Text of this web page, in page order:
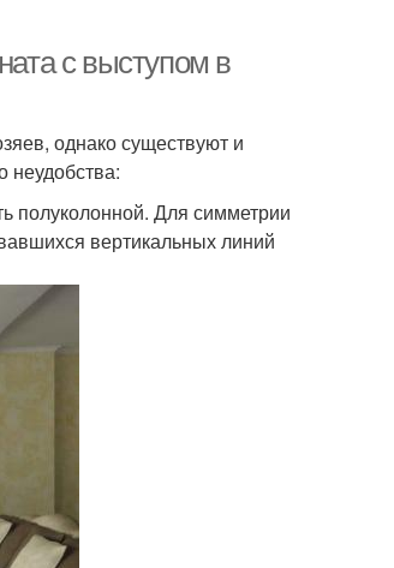
с выступом в
однако существуют и
полуколонной. Для симметрии
вертикальных линий